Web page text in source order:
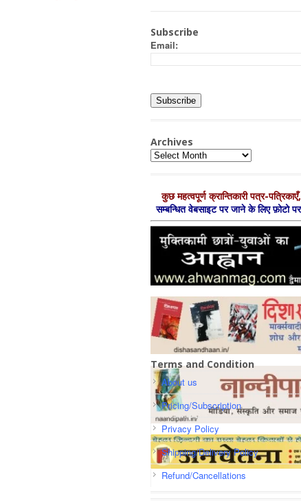
Subscribe
Email:
Archives
Archives
कुछ महत्‍वपूर्ण क्रान्तिकारी पत्र-
सम्‍बन्धित वेबसाइट पर जाने के लिए फ़ोटो
Terms and Condition
About us
Pricing/Subscription
Privacy Policy
Shipping/Delivery Policy
Refund/Cancellations